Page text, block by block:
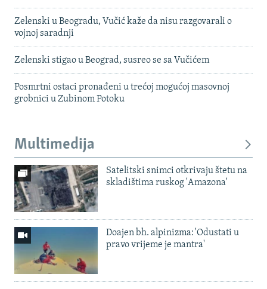
Zelenski u Beogradu, Vučić kaže da nisu razgovarali o
vojnoj saradnji
Zelenski stigao u Beograd, susreo se sa Vučićem
Posmrtni ostaci pronađeni u trećoj mogućoj masovnoj
grobnici u Zubinom Potoku
Multimedija
Satelitski snimci otkrivaju štetu na
skladištima ruskog 'Amazona'
Doajen bh. alpinizma: 'Odustati u
pravo vrijeme je mantra'